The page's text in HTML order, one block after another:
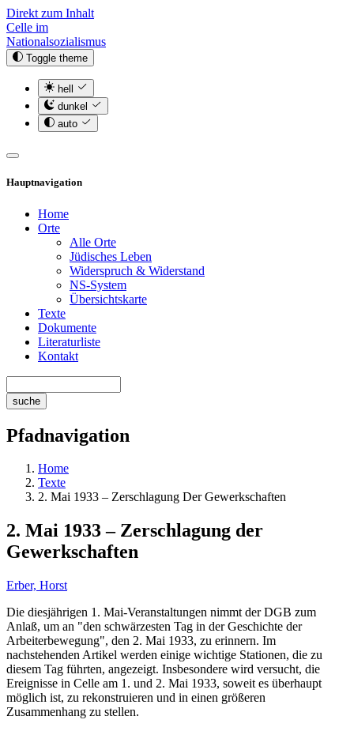
Direkt zum Inhalt
Celle im
Nationalsozialismus
Toggle theme
hell
dunkel
auto
Hauptnavigation
Home
Orte
Alle Orte
Jüdisches Leben
Widerspruch & Widerstand
NS-System
Übersichtskarte
Texte
Dokumente
Literaturliste
Kontakt
Pfadnavigation
Home
Texte
2. Mai 1933 – Zerschlagung Der Gewerkschaften
2. Mai 1933 – Zerschlagung der
Gewerkschaften
Erber, Horst
Die diesjährigen 1. Mai-Veranstaltungen nimmt der DGB zum
Anlaß, um an "den schwärzesten Tag in der Geschichte der
Arbeiterbewegung", den 2. Mai 1933, zu erinnern. Im
nachstehenden Artikel werden einige wichtige Stationen, die zu
diesem Tag führten, angezeigt. Insbesondere wird versucht, die
Ereignisse in Celle am 1. und 2. Mai 1933, soweit es überhaupt
möglich ist, zu rekonstruieren und in einen größeren
Zusammenhang zu stellen.